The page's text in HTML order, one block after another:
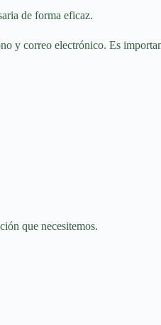
de forma eficaz.
y correo electrónico. Es
que necesitemos.